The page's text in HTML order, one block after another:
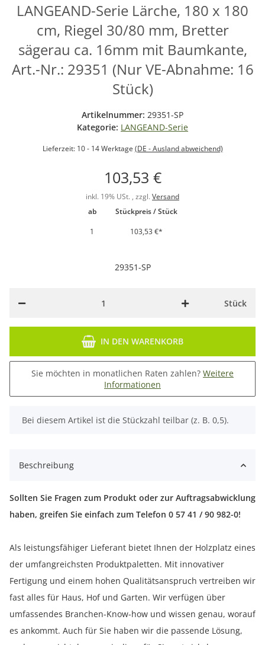
LANGEAND-Serie Lärche, 180 x 180
cm, Riegel 30/80 mm, Bretter
sägerau ca. 16mm mit Baumkante,
Art.-Nr.: 29351 (Nur VE-Abnahme: 16
Stück)
Artikelnummer: 29351-SP
Kategorie: LANGEAND-Serie
Lieferzeit: 10 - 14 Werktage (DE - Ausland abweichend)
103,53 €
inkl. 19% USt. , zzgl. Versand
ab
Stückpreis / Stück
1
103,53 €*
29351-SP
Stück
IN DEN WARENKORB
Sie möchten in monatlichen Raten zahlen? Weitere
Informationen
x
Bei diesem Artikel ist die Stückzahl teilbar (z. B. 0,5).
Beschreibung
Sollten Sie Fragen zum Produkt oder zur Auftragsabwicklung
haben, greifen Sie einfach zum Telefon 0 57 41 / 90 982-0!
Als leistungsfähiger Lieferant bietet Ihnen der Holzplatz eines
der umfangreichsten Produktpaletten. Mit innovativer
Fertigung und einem hohen Qualitätsanspruch vertreiben wir
fast alles für Haus, Hof und Garten. Wir verfügen über
umfassendes Branchen-Know-how und wissen genau, worauf
es ankommt. Auch für Sie haben wir die passende Lösung,